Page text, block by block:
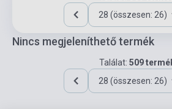
28 (összesen: 26)
Nincs megjeleníthető termék
Találat: 509
28 (összesen: 26)